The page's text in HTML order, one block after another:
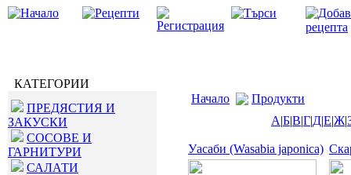
КАТЕГОРИИ
ПРЕДЯСТИЯ И
ЗАКУСКИ
СОСОВЕ И
ГАРНИТУРИ
САЛАТИ
Начало
Продукти
А|Б|В|Г|Д|Е|Ж|
Уасаби (Wasabia japonica)